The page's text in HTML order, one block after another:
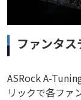
ファンタ
ASRock A-
リックで各ファ